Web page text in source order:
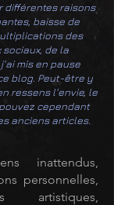
différentes raisons
baisse de
des
de la
mis en pause
blog. Peut-être y
ressens l'envie, le
cependant
anciens articles.
inattendus,
personnelles,
artistiques,